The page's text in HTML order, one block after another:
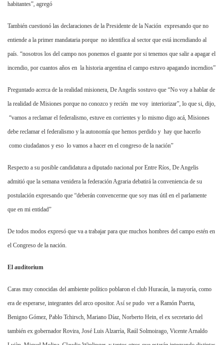
habitantes”, agregó
También cuestionó las declaraciones de la Presidente de la Nación expresando que no
entiende a la primer mandataria porque no identifica al sector que está incendiando al
país. “nosotros los del campo nos ponemos el guante por si tenemos que salir a apagar el
incendio, por cuantos años en la historia argentina el campo estuvo apagando incendios”
Preguntado acerca de la realidad misionera, De Angelis sostuvo que “No voy a hablar de
la realidad de Misiones porque no conozco y recién me voy interiorizar”, lo que si, dijo,
“vamos a reclamar el federalismo, estuve en corrientes y lo mismo digo acá, Misiones
debe reclamar el federalismo y la autonomía que hemos perdido y hay que hacerlo
como ciudadanos y eso lo vamos a hacer en el congreso de la nación”
Respecto a su posible candidatura a diputado nacional por Entre Ríos, De Angelis
admitió que la semana venidera la federación Agraria debatirá la conveniencia de su
postulación expresando que “deberán convencerme que soy mas útil en el parlamente
que en mi entidad”
De todos modos expresó que va a trabajar para que muchos hombres del campo estén en
el Congreso de la nación.
El auditorium
Caras muy conocidas del ambiente político poblaron el club Huracán, la mayoría, como
era de esperarse, integrantes del arco opositor. Así se pudo ver a Ramón Puerta,
Benigno Gómez, Pablo Tchirsch, Mariano Díaz, Norberto Hein, el ex secretario del
también ex gobernador Rovira, José Luis Alzarrìa, Raúl Solmoirago, Vicente Arnaldo